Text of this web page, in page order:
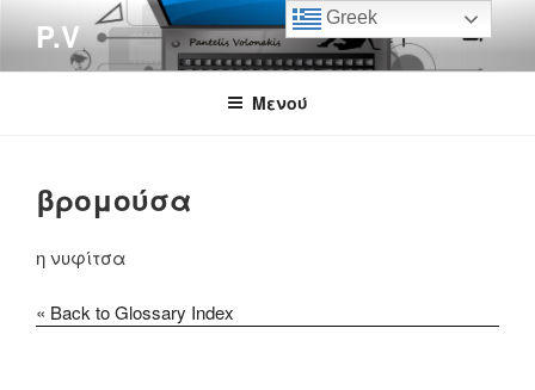
περιεχόμενο
P.V
Μενού
βρομούσα
η νυφίτσα
« Back to Glossary Index
Greek